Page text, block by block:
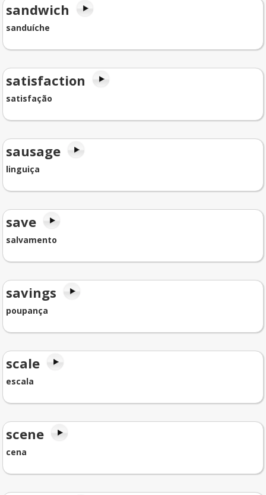
sandwich
sanduíche
satisfaction
satisfação
sausage
linguiça
save
salvamento
savings
poupança
scale
escala
scene
cena